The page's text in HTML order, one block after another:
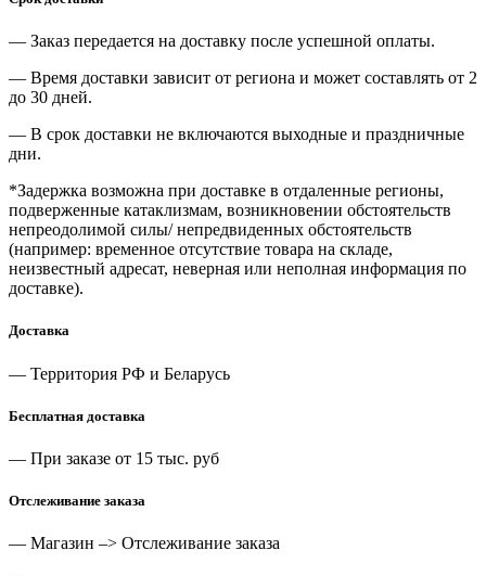
— Заказ передается на доставку после успешной оплаты.
— Время доставки зависит от региона и может составлять от 2
до 30 дней.
— В срок доставки не включаются выходные и праздничные
дни.
*Задержка возможна при доставке в отдаленные регионы,
подверженные катаклизмам, возникновении обстоятельств
непреодолимой силы/ непредвиденных обстоятельств
(например: временное отсутствие товара на складе,
неизвестный адресат, неверная или неполная информация по
доставке).
Доставка
— Территория РФ и Беларусь
Бесплатная доставка
— При заказе от 15 тыс. руб
Отслеживание заказа
— Магазин –> Отслеживание заказа